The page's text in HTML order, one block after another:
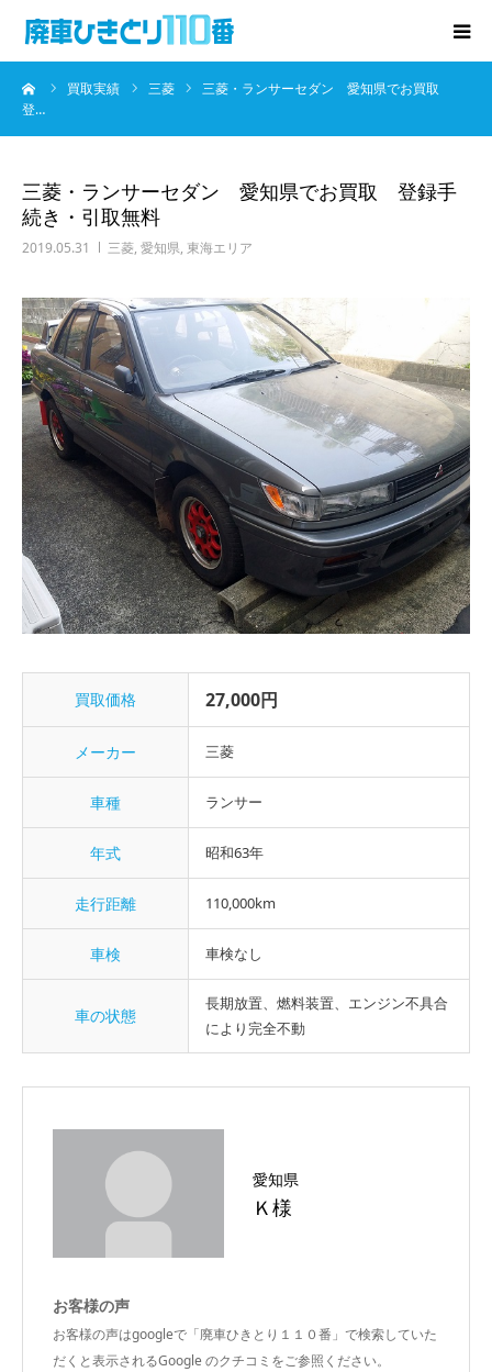
買取実績 三菱
三菱・ランサーセダン 愛知県でお買取
登…
三菱・ランサーセダン 愛知県でお買取 登録手
続き・引取無料
2019.05.31 三菱, 愛知県, 東海エリア
買取価格 27,000円
メーカー 三菱
車種 ランサー
年式 昭和63年
走行距離 110,000km
車検 車検なし
車の状態
長期放置、燃料装置、エンジン不具合
により完全不動
愛知県
Ｋ様
お客様の声
お客様の声はgoogleで「廃車ひきとり１１０番」で検索していた
だくと表示されるGoogle のクチコミをご参照ください。
廃車･事故車の買取
無料査定
お知らせ
会社概要
お問い合わせ